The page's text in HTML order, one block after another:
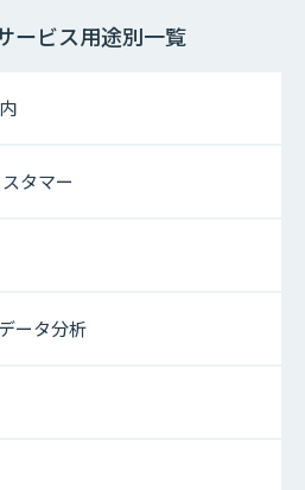
ービス用途別一覧
タマー
ータ分析